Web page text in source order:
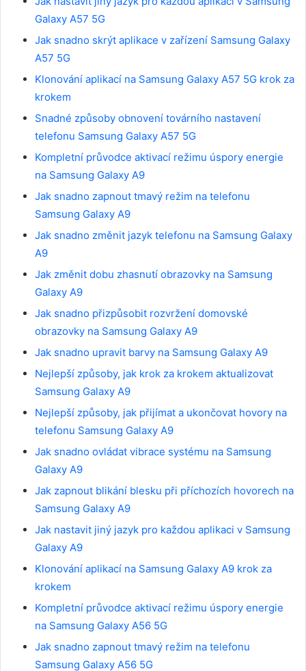
Galaxy A57 5G
Jak snadno skrýt aplikace v zařízení Samsung Galaxy
A57 5G
Klonování aplikací na Samsung Galaxy A57 5G krok za
krokem
Snadné způsoby obnovení továrního nastavení
telefonu Samsung Galaxy A57 5G
Kompletní průvodce aktivací režimu úspory energie
na Samsung Galaxy A9
Jak snadno zapnout tmavý režim na telefonu
Samsung Galaxy A9
Jak snadno změnit jazyk telefonu na Samsung Galaxy
A9
Jak změnit dobu zhasnutí obrazovky na Samsung
Galaxy A9
Jak snadno přizpůsobit rozvržení domovské
obrazovky na Samsung Galaxy A9
Jak snadno upravit barvy na Samsung Galaxy A9
Nejlepší způsoby, jak krok za krokem aktualizovat
Samsung Galaxy A9
Nejlepší způsoby, jak přijímat a ukončovat hovory na
telefonu Samsung Galaxy A9
Jak snadno ovládat vibrace systému na Samsung
Galaxy A9
Jak zapnout blikání blesku při příchozích hovorech na
Samsung Galaxy A9
Jak nastavit jiný jazyk pro každou aplikaci v Samsung
Galaxy A9
Klonování aplikací na Samsung Galaxy A9 krok za
krokem
Kompletní průvodce aktivací režimu úspory energie
na Samsung Galaxy A56 5G
Jak snadno zapnout tmavý režim na telefonu
Samsung Galaxy A56 5G